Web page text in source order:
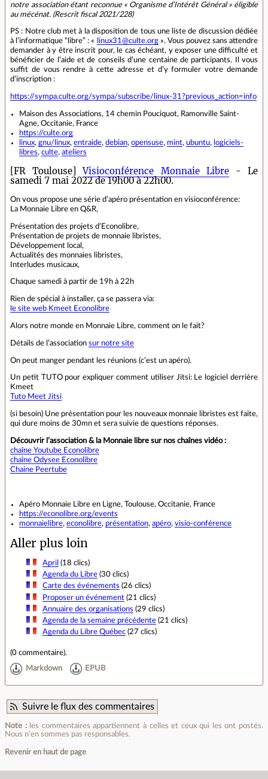
notre association étant reconnue « Organisme d’Intérêt Général » éligible
au mécénat. (Rescrit fiscal 2021/228)
PS : Notre club met à la disposition de tous une liste de discussion dédiée
à l’informatique “libre” : «
linux31@culte.org». Vous pouvez sans attendre
demander à y être inscrit pour, le cas échéant, y exposer une difficulté et
bénéficier de l’aide et de conseils d’une centaine de participants. Il vous
suffit de vous rendre à cette adresse et d’y formuler votre demande
d’inscription :
https://sympa.culte.org/sympa/subscribe/linux-31?previous_action=info
Maison des Associations, 14 chemin Pouciquot, Ramonville Saint-
Agne, Occitanie, France
https://culte.org
linux, gnu/linux, entraide, debian, opensuse, mint, ubuntu, logiciels-
libres, culte, ateliers
[FR Toulouse]Visioconférence Monnaie Libre- Le
samedi 7 mai 2022 de 19h00 à 22h00.
On vous propose une série d’apéro présentation en visioconférence:
La Monnaie Libre en Q&R,
Présentation des projets d’Econolibre,
Présentation de projets de monnaie libristes,
Développement local,
Actualités des monnaies libristes,
Interludes musicaux,
Chaque samedi à partir de 19h à 22h
Rien de spécial à installer, ça se passera via:
le site web Kmeet Econolibre
Alors notre monde en Monnaie Libre, comment on le fait?
Détails de l’association sur notre site
On peut manger pendant les réunions (c’est un apéro).
Un petit TUTO pour expliquer comment utiliser Jitsi: Le logiciel derrière
Kmeet
Tuto Meet Jitsi
(si besoin) Une présentation pour les nouveaux monnaie libristes est faite,
qui dure moins de 30mn et sera suivie de questions réponses.
Découvrir l’association & la Monnaie libre sur nos chaînes vidéo :
chaîne Youtube Econolibre
chaîne Odysee Econolibre
Chaine Peertube
Apéro Monnaie Libre en Ligne, Toulouse, Occitanie, France
https://econolibre.org/events
monnaielibre, econolibre, présentation, apéro, visio-conférence
Aller plus loin
April (18 clics)
Agenda du Libre(30 clics)
Carte des événements (26 clics)
Proposer un événement(21 clics)
Annuaire des organisations (29 clics)
Agenda de la semaine précédente(21 clics)
Agenda du Libre Québec(27 clics)
(0 commentaire).
Markdown EPUB
Suivre le flux des commentaires
Note :les commentaires appartiennent à celles et ceux qui les ont postés.
Nous n’en sommes pas responsables.
Revenir en haut de page